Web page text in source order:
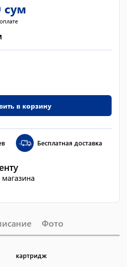
сум
в корзину
Бесплатная доставка
Фото
картридж